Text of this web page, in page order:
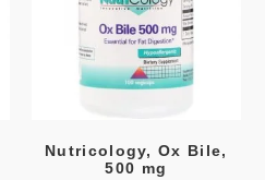
Nutricology, Ox Bile,
500 mg